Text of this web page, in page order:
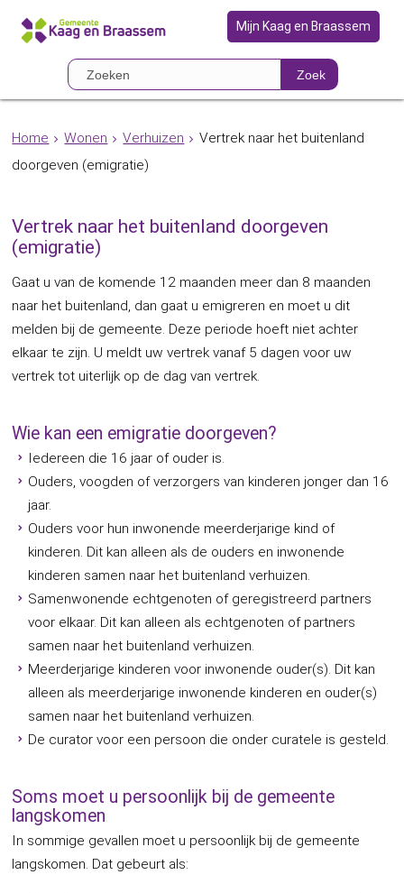
Mijn Kaag en Braassem
Zoek
Home Wonen Verhuizen
Vertrek naar het buitenland
doorgeven (emigratie)
Vertrek naar het buitenland doorgeven
(emigratie)
Gaat u van de komende 12 maanden meer dan 8 maanden
naar het buitenland, dan gaat u emigreren en moet u dit
melden bij de gemeente. Deze periode hoeft niet achter
elkaar te zijn. U meldt uw vertrek vanaf 5 dagen voor uw
vertrek tot uiterlijk op de dag van vertrek.
Wie kan een emigratie doorgeven?
Iedereen die 16 jaar of ouder is.
Ouders, voogden of verzorgers van kinderen jonger dan 16
jaar.
Ouders voor hun inwonende meerderjarige kind of
kinderen. Dit kan alleen als de ouders en inwonende
kinderen samen naar het buitenland verhuizen.
Samenwonende echtgenoten of geregistreerd partners
voor elkaar. Dit kan alleen als echtgenoten of partners
samen naar het buitenland verhuizen.
Meerderjarige kinderen voor inwonende ouder(s). Dit kan
alleen als meerderjarige inwonende kinderen en ouder(s)
samen naar het buitenland verhuizen.
De curator voor een persoon die onder curatele is gesteld.
Soms moet u persoonlijk bij de gemeente
langskomen
In sommige gevallen moet u persoonlijk bij de gemeente
langskomen. Dat gebeurt als: